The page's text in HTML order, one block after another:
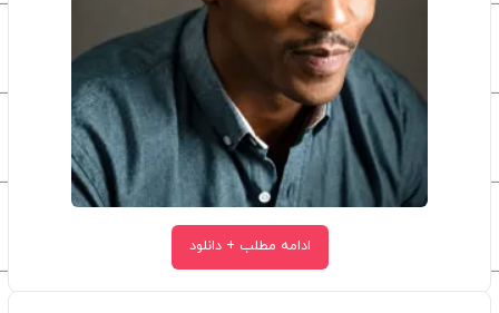
ادامه مطلب + دانلود